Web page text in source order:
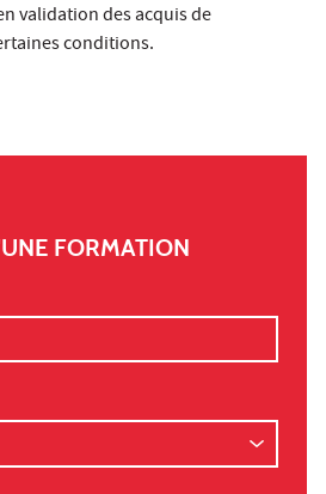
validation des acquis de
conditions.
FORMATION